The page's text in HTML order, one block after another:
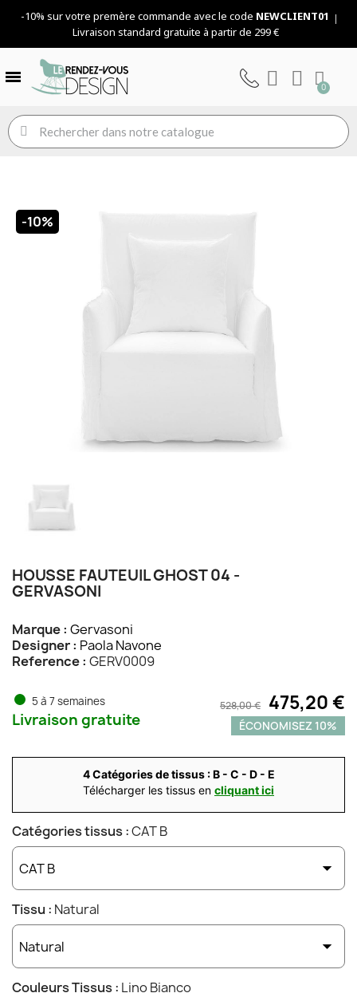
-10% sur votre premère commande avec le code NEWCLIENT01
Livraison standard gratuite à partir de 299 €
-10%
HOUSSE FAUTEUIL GHOST 04 -
GERVASONI
Marque : Gervasoni
Designer : Paola Navone
Reference : GERV0009
5 à 7 semaines 475,20 €
528,00 €
ÉCONOMISEZ 10%
Livraison gratuite
4 Catégories de tissus : B - C - D - E
Télécharger les tissus en cliquant ici
Catégories tissus :CAT B
Tissu : Natural
Couleurs Tissus : Lino Bianco